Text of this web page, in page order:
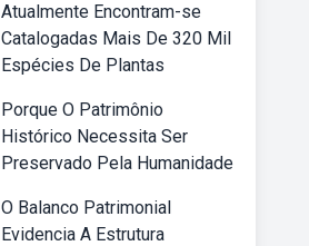
Atualmente Encontram-se
Catalogadas Mais De 320 Mil
Espécies De Plantas
Porque O Patrimônio
Histórico Necessita Ser
Preservado Pela Humanidade
O Balanco Patrimonial
Evidencia A Estrutura